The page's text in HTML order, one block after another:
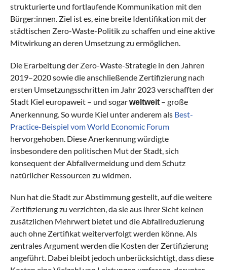
strukturierte und fortlaufende Kommunikation mit den
Bürger:innen. Ziel ist es, eine breite Identifikation mit der
städtischen Zero-Waste-Politik zu schaffen und eine aktive
Mitwirkung an deren Umsetzung zu ermöglichen.
Die Erarbeitung der Zero-Waste-Strategie in den Jahren
2019–2020 sowie die anschließende Zertifizierung nach
ersten Umsetzungsschritten im Jahr 2023 verschafften der
Stadt Kiel europaweit – und sogarweltweit – große
Anerkennung. So wurde Kiel unter anderem als Best-
Practice-Beispiel vom World Economic Forum
hervorgehoben. Diese Anerkennung würdigte
insbesondere den politischen Mut der Stadt, sich
konsequent der Abfallvermeidung und dem Schutz
natürlicher Ressourcen zu widmen.
Nun hat die Stadt zur Abstimmung gestellt, auf die weitere
Zertifizierung zu verzichten, da sie aus ihrer Sicht keinen
zusätzlichen Mehrwert bietet und die Abfallreduzierung
auch ohne Zertifikat weiterverfolgt werden könne. Als
zentrales Argument werden die Kosten der Zertifizierung
angeführt. Dabei bleibt jedoch unberücksichtigt, dass diese